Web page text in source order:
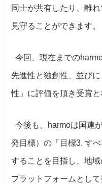
同士が共有したり、離
見守ることができます。
今回、現在までの
先進性と独創性、並び
性」に評価を頂き受賞と
今後も、harmoは国連
発目標）の「目標3. す
することを目指し、地
プラットフォームとし